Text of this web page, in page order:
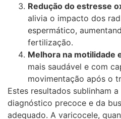
Redução do estresse
alivia o impacto dos
espermático,
fertilização.
Melhora na motilidade
mais saudável e com
movimentação após o
Estes resultados sublinham
diagnóstico precoce e da
adequado. A varicocele,